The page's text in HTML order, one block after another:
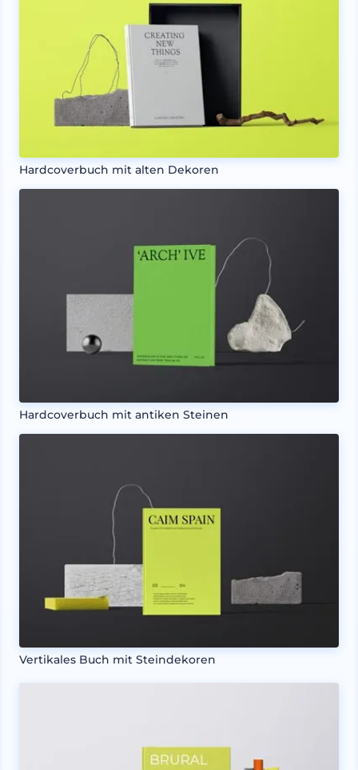
Hardcoverbuch mit alten Dekoren
Hardcoverbuch mit antiken Steinen
Vertikales Buch mit Steindekoren